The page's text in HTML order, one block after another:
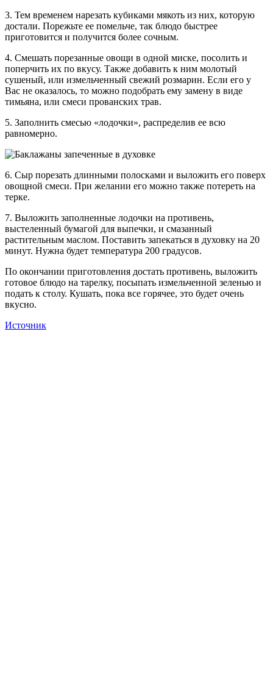
3. Тем временем нарезать кубиками мякоть из них, которую
достали. Порежьте ее помельче, так блюдо быстрее
приготовится и получится более сочным.
4. Смешать порезанные овощи в одной миске, посолить и
поперчить их по вкусу. Также добавить к ним молотый
сушеный, или измельченный свежий розмарин. Если его у
Вас не оказалось, то можно подобрать ему замену в виде
тимьяна, или смеси прованских трав.
5. Заполнить смесью «лодочки», распределив ее всю
равномерно.
6. Сыр порезать длинными полосками и выложить его поверх
овощной смеси. При желании его можно также потереть на
терке.
7. Выложить заполненные лодочки на противень,
выстеленный бумагой для выпечки, и смазанный
растительным маслом. Поставить запекаться в духовку на 20
минут. Нужна будет температура 200 градусов.
По окончании приготовления достать противень, выложить
готовое блюдо на тарелку, посыпать измельченной зеленью и
подать к столу. Кушать, пока все горячее, это будет очень
вкусно.
Источник